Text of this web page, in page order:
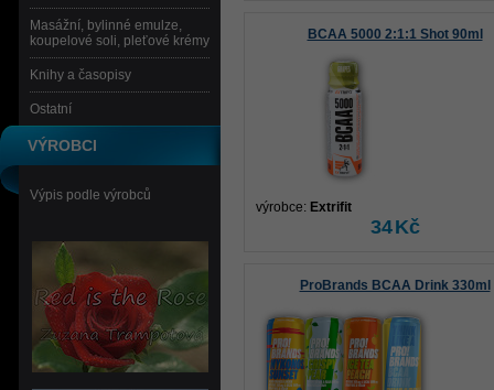
BCAA 5000 2:1:1 Shot 90ml
výrobce: Extrifit
34Kč
ProBrands BCAA Drink 330ml
Masážní, bylinné emulze,
koupelové soli, pleťové krémy
Knihy a časopisy
Ostatní
VÝROBCI
Výpis podle výrobců